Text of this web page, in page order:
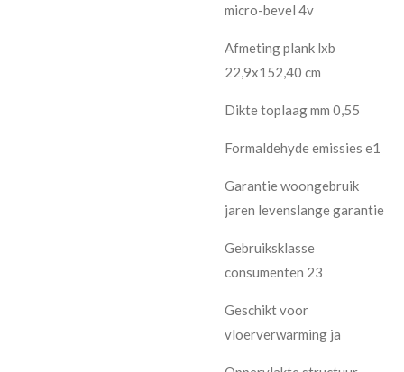
micro-bevel 4v
Afmeting plank lxb
22,9x152,40 cm
Dikte toplaag mm 0,55
Formaldehyde emissies e1
Garantie woongebruik
jaren levenslange garantie
Gebruiksklasse
consumenten 23
Geschikt voor
vloerverwarming ja